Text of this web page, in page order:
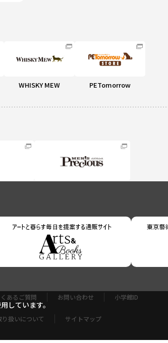
WHISKY MEW PETomorrow
あるご質問 お問い合わせ 小学館ID
扱いについて サイトマップ
しています。